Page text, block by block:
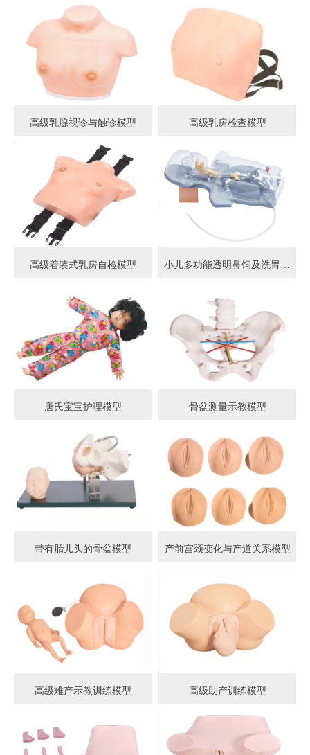
高级乳腺视诊与触诊模型 高级乳房检查模型
高级着装式乳房自检模型
唐氏宝宝护理模型 骨盆测量示教模型
带有胎儿头的骨盆模型 产前宫颈变化与产道关系模型
高级难产示教训练模型 高级助产训练模型